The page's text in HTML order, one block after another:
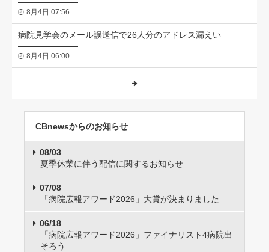
8月4日 07:56
病院見学会のメール誤送信で26人分のアドレス漏えい
8月4日 06:00
CBnewsからのお知らせ
08/03
夏季休業に伴う配信に関するお知らせ
07/08
「病院広報アワード2026」大賞が決まりました
06/18
「病院広報アワード2026」ファイナリスト4病院出
そろう